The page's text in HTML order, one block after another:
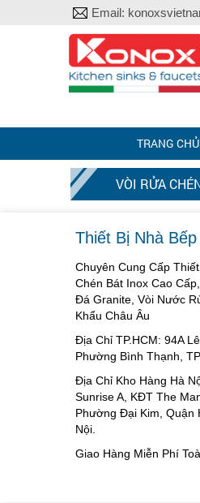
Email:
TRANG CHỦ
VÒI RỬA
Thiết Bị Nhà
Chuyên Cung Cấp
Chén Bát Inox Cao
Đá Granite, Vòi Nước
Khẩu Châu Âu
Địa Chỉ TP.HCM: 94A
Phường Bình Thạnh,
Địa Chỉ Kho Hàng Hà
Sunrise A, KĐT The
Phường Đại Kim, Quận
Nội.
Giao Hàng Miễn Phí